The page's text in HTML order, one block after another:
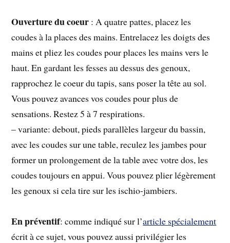
Ouverture du coeur : A quatre pattes, placez les
coudes à la places des mains. Entrelacez les doigts des
mains et pliez les coudes pour places les mains vers le
haut. En gardant les fesses au dessus des genoux,
rapprochez le coeur du tapis, sans poser la tête au sol.
Vous pouvez avances vos coudes pour plus de
sensations. Restez 5 à 7 respirations.
– variante: debout, pieds parallèles largeur du bassin,
avec les coudes sur une table, reculez les jambes pour
former un prolongement de la table avec votre dos, les
coudes toujours en appui. Vous pouvez plier légèrement
les genoux si cela tire sur les ischio-jambiers.
En préventif: comme indiqué sur l’article spécialement
écrit à ce sujet, vous pouvez aussi privilégier les